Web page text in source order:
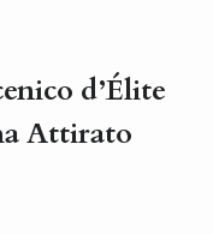
d’Élite
Attirato